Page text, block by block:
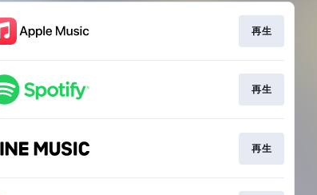
再生
再生
再生